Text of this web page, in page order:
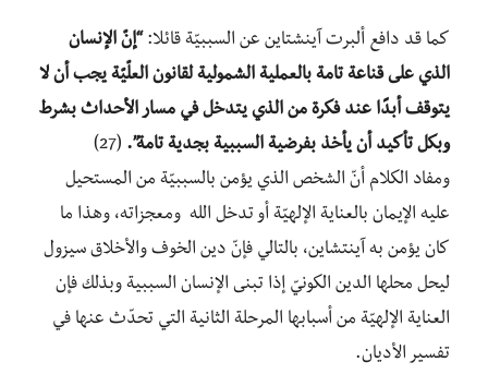
كما قد دافع ألبرت آينشتاين عن السببيّة قائلا: “إنّ الإنسان
الذي على قناعة تامة بالعملية الشمولية لقانون العلّيّة يجب أن لا
يتوقف أبدًا عند فكرة من الذي يتدخل في مسار الأحداث بشرط
وبكل تأكيد أن يأخذ بفرضية السببية بجدية تامة”. (27)
ومفاد الكلام أنّ الشخص الذي يؤمن بالسببيّة من المستحيل
عليه الإيمان بالعناية الإلهيّة أو تدخل الله ومعجزاته، وهذا ما
كان يؤمن به آينتشاين، بالتالي فإنّ دين الخوف والأخلاق سيزول
ليحل محلها الدين الكونيّ إذا تبنى الإنسان السببية وبذلك فإن
العناية الإلهيّة من أسبابها المرحلة الثانية التي تحدّث عنها في
تفسير الأديان.